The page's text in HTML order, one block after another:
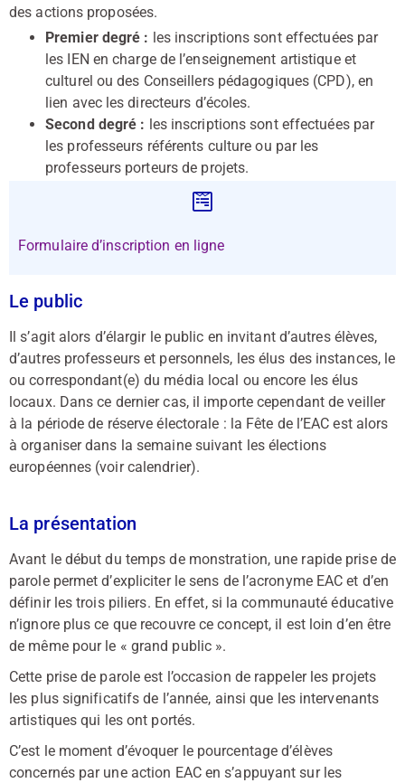
des actions proposées.
Premier degré : les inscriptions sont effectuées par
les IEN en charge de l’enseignement artistique et
culturel ou des Conseillers pédagogiques (CPD), en
lien avec les directeurs d’écoles.
Second degré : les inscriptions sont effectuées par
les professeurs référents culture ou par les
professeurs porteurs de projets.
Formulaire d’inscription en ligne
Le public
Il s’agit alors d’élargir le public en invitant d’autres élèves,
d’autres professeurs et personnels, les élus des instances, le
ou correspondant(e) du média local ou encore les élus
locaux. Dans ce dernier cas, il importe cependant de veiller
à la période de réserve électorale : la Fête de l’EAC est alors
à organiser dans la semaine suivant les élections
européennes (voir calendrier).
La présentation
Avant le début du temps de monstration, une rapide prise de
parole permet d’expliciter le sens de l’acronyme EAC et d’en
définir les trois piliers. En effet, si la communauté éducative
n’ignore plus ce que recouvre ce concept, il est loin d’en être
de même pour le « grand public ».
Cette prise de parole est l’occasion de rappeler les projets
les plus significatifs de l’année, ainsi que les intervenants
artistiques qui les ont portés.
C’est le moment d’évoquer le pourcentage d’élèves
concernés par une action EAC en s’appuyant sur les